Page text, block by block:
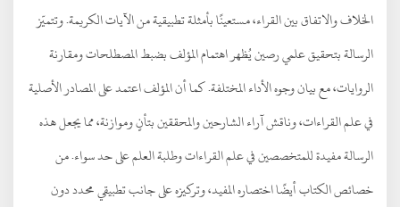
الخلاف والاتفاق بين القراء، مستعينًا بأمثلة تطبيقية من الآيات الكريمة. وتتميّز
الرسالة بتحقيق علمي رصين يُظهر اهتمام المؤلف بضبط المصطلحات ومقارنة
الروايات، مع بيان وجوه الأداء المختلفة. كما أن المؤلف اعتمد على المصادر الأصلية
في علم القراءات، وناقش آراء الشارحين والمحققين بتأنٍ وموازنة، مما يجعل هذه
الرسالة مفيدة للمتخصصين في علم القراءات وطلبة العلم على حد سواء. من
خصائص الكتاب أيضًا اختصاره المفيد، وتركيزه على جانب تطبيقي محدد دون